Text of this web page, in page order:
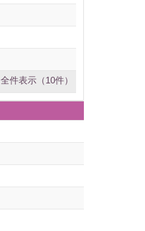
全件表示（10件）